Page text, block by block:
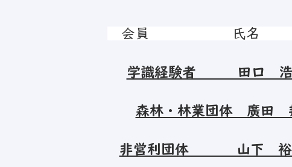
会員 氏名
学識経験者 田口 浩
森林・林業団体 廣
非営利団体 山下